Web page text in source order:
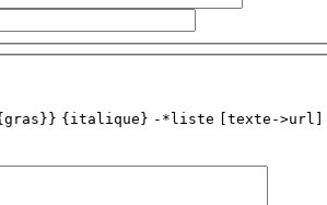
{italique} -*liste [texte->url]